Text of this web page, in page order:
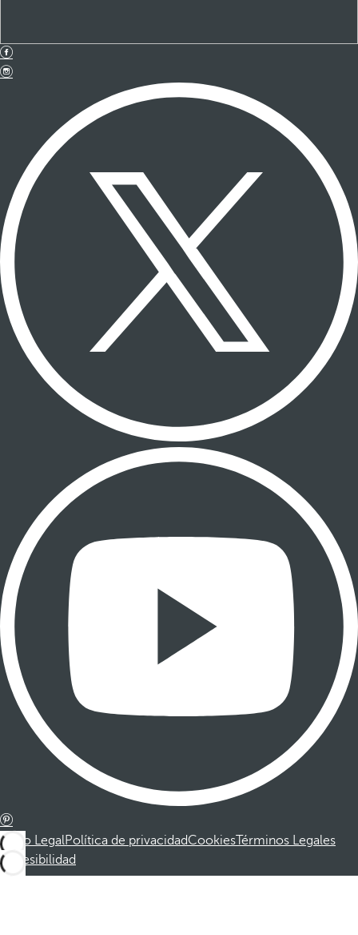
Aviso LegalPolítica de privacidadCookiesTérminos Legales
Accesibilidad